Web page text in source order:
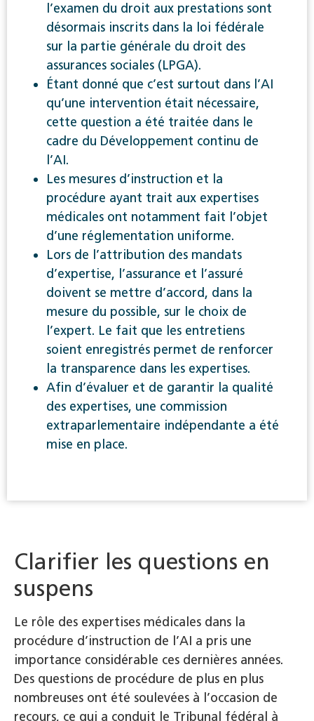
l’examen du droit aux prestations sont
désormais inscrits dans la loi fédérale
sur la partie générale du droit des
assurances sociales (LPGA).
Étant donné que c’est surtout dans l’AI
qu’une intervention était nécessaire,
cette question a été traitée dans le
cadre du Développement continu de
l’AI.
Les mesures d’instruction et la
procédure ayant trait aux expertises
médicales ont notamment fait l’objet
d’une réglementation uniforme.
Lors de l’attribution des mandats
d’expertise, l’assurance et l’assuré
doivent se mettre d’accord, dans la
mesure du possible, sur le choix de
l’expert. Le fait que les entretiens
soient enregistrés permet de renforcer
la transparence dans les expertises.
Afin d’évaluer et de garantir la qualité
des expertises, une commission
extraparlementaire indépendante a été
mise en place.
Clarifier les questions en
suspens
Le rôle des expertises médicales dans la
procédure d’instruction de l’AI a pris une
importance considérable ces dernières années.
Des questions de procédure de plus en plus
nombreuses ont été soulevées à l’occasion de
recours, ce qui a conduit le Tribunal fédéral à